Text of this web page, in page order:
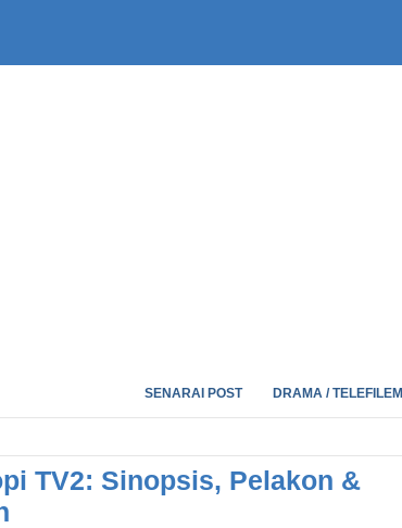
SENARAI POST DRAMA / TELEFILEM
TV2: Sinopsis, Pelakon &